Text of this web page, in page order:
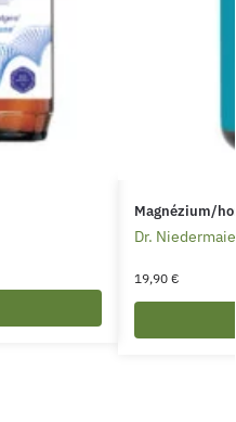
Magnézium/
Dr.
19,90 €